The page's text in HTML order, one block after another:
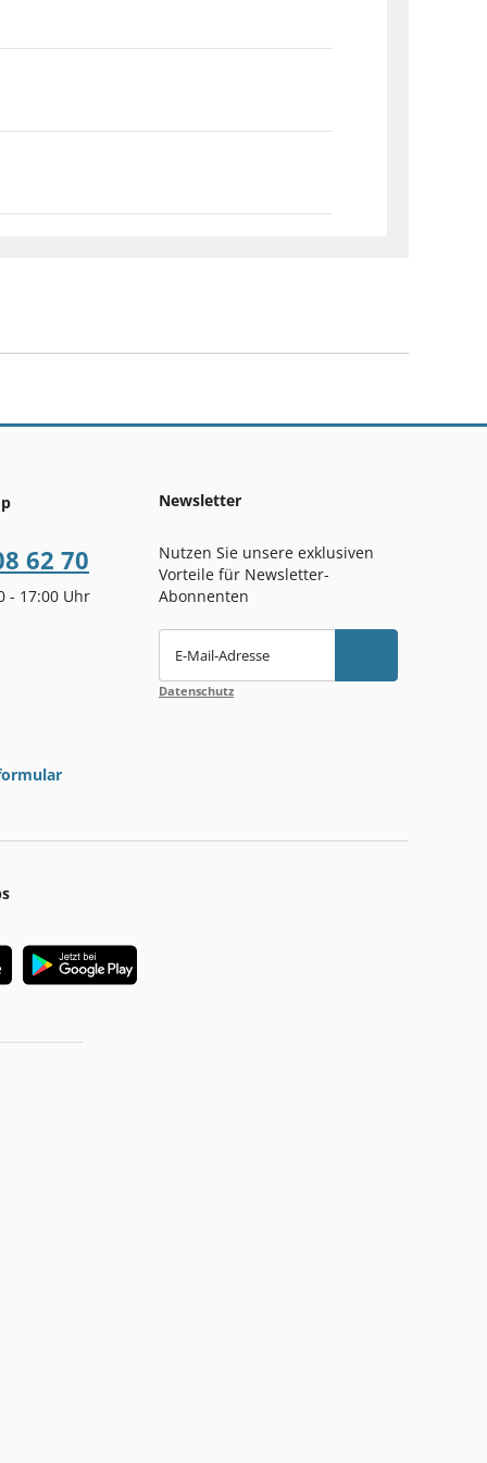
62 70
- 17:00 Uhr
Newsletter
Nutzen Sie unsere exklusiven
Vorteile für Newsletter-
Abonnenten
E-Mail-Adresse
Datenschutz